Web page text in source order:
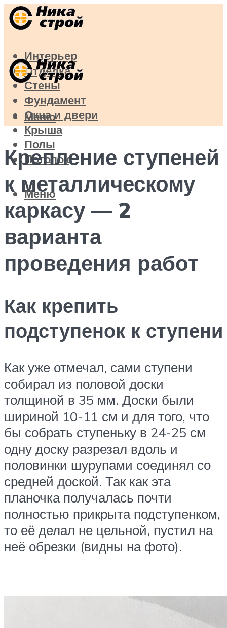
Интерьер
Отделка
Стены
Фундамент
Окна и двери
Крыша
Полы
Потолок
Меню
Меню
Крепление ступеней
к металлическому
каркасу — 2
варианта
проведения работ
Как крепить
подступенок к ступени
Как уже отмечал, сами ступени
собирал из половой доски
толщиной в 35 мм. Доски были
шириной 10-11 см и для того, что
бы собрать ступеньку в 24-25 см
одну доску разрезал вдоль и
половинки шурупами соединял со
средней доской. Так как эта
планочка получалась почти
полностью прикрыта подступенком,
то её делал не цельной, пустил на
неё обрезки (видны на фото).